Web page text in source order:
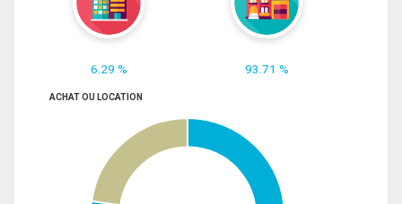
6.29 % 93.71 %
ACHAT OU LOCATION